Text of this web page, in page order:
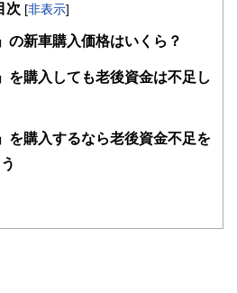
理解できるようわかりやすく発信していま
金や暮らし」に関する書籍・雑誌の編集経
企画立案から記事掲載まですべての工程に
徴は、ファイナンシャルプランナー、弁
ランナー、公認会計士、社会保険労務
信している点です。
次 [非表示]
の新車購入価格はいくら？
を購入しても老後資金は不足し
を購入するなら老後資金不足を